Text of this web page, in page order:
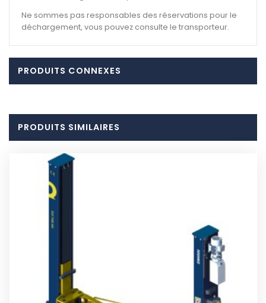
Ne sommes pas responsables des réservations pour le
déchargement, vous pouvez consulte le transporteur.
PRODUITS CONNEXES
PRODUITS SIMILAIRES